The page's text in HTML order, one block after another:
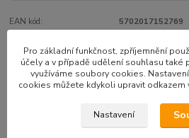
EAN kód: 5702017152769
Kompletní specifikace
LEGO® Friends Pizzerie v městečku
Pro základní funkčnost, zpříjemnění
účely a v případě udělení souhlasu také
využíváme soubory cookies.
cookies můžete kdykoli upravit odkazem
Nastavení